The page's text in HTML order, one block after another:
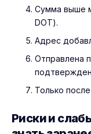
Сумма выше
DOT).
Адрес
Отправлена
Только
Риски и